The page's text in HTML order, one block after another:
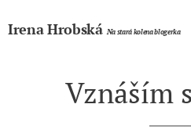
Irena Hrobská Na stará kolena blogerka
Vznáším